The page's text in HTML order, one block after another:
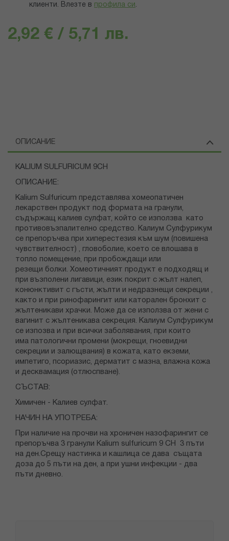
клиенти. Влезте в профила си .
2,92 € / 5,71 лв.
ОПИСАНИЕ
KALIUM SULFURICUM 9CH
ОПИСАНИЕ:
Kalium Sulfuricum представлява хомеопатичен
лекарствен продукт под формата на гранули,
съдържащ калиев сулфат, който се използва като
противовъзпалително средство. Калиум Сулфурикум
се препоръчва при хиперестезия към шум (повишена
чувствителност) , гловоболие, което се влошава в
топло помещение, при пробождащи или
резещи болки. Хомеотичният продукт е подходящ и
при възполени лигавици, език покрит с жълт налеп,
конюнктивит с гъсти, жълти и недразнещи секреции ,
както и при ринофарингит или каторален бронхит с
жълтеникави храчки. Може да се използва от жени с
вагинит с жълтеникава секреция. Калиум Сулфурикум
се изпозва и при всички заболявания, при които
има патологични промени (мокрещи, гноевидни
секреции и залющвания) в кожата, като екземи,
импетиго, псориазис, дерматит с мазна, влажна кожа
и десквамация (отлюспване).
СЪСТАВ:
Химичен - Калиев сулфат.
НАЧИН НА УПОТРЕБА:
При наличие на прочви на хроничен назофарингит се
препоръчва 3 гранули Кalium sulfuricum 9 CH 3 пъти
на ден.Срещу настинка и кашлица се дава същата
доза до 5 пъти на ден, а при ушни инфекции - два
пъти дневно.